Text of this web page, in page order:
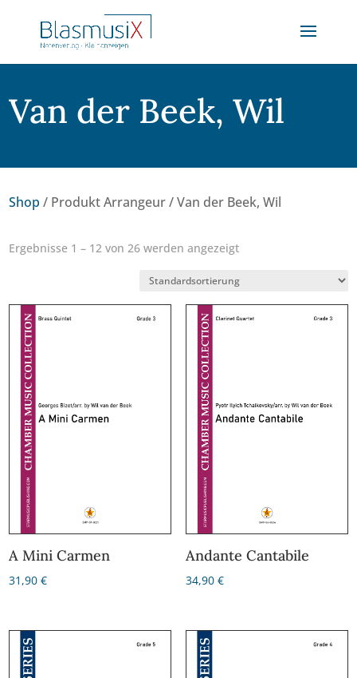
Van der Beek, Wil
Shop / Produkt Arrangeur / Van der Beek, Wil
Ergebnisse 1 – 12 von 26 werden angezeigt
A Mini Carmen
31,90€
Andante Cantabile
34,90 €